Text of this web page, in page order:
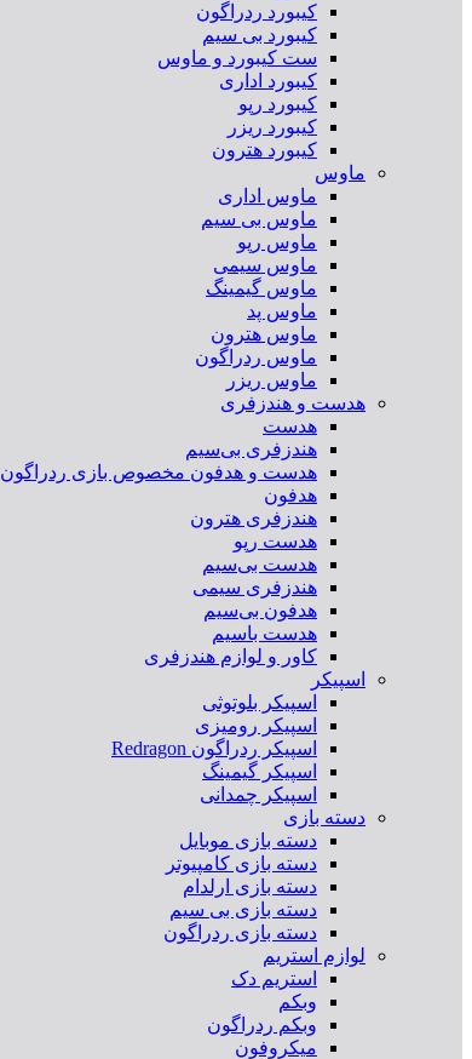
کیبورد ردراگون
کیبورد بی سیم
ست کیبورد و ماوس
کیبورد اداری
کیبورد رپو
کیبورد ریزر
کیبورد هترون
ماوس
ماوس اداری
ماوس بی سیم
ماوس رپو
ماوس سیمی
ماوس گیمینگ
ماوس پد
ماوس هترون
ماوس ردراگون
ماوس ریزر
هدست و هندزفری
هدست
هندزفری بی‌سیم
هدست و هدفون مخصوص بازی ردراگون
هدفون
هندزفری هترون
هدست رپو
هدست بی‌سیم
هندزفری سیمی
هدفون بی‌سیم
هدست باسیم
کاور و لوازم هندزفری
اسپیکر
اسپیکر بلوتوثی
اسپیکر رومیزی
اسپیکر ردراگون Redragon
اسپیکر گیمینگ
اسپیکر چمدانی
دسته بازی
دسته بازی موبایل
دسته بازی کامپیوتر
دسته بازی ارلدام
دسته بازی بی سیم
دسته بازی ردراگون
لوازم استریم
استریم دک
وبکم
وبکم ردراگون
میکروفون